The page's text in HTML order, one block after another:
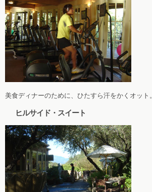
美食ディナーのために、ひたすら汗をかくオ
ヒルサイド・スイート